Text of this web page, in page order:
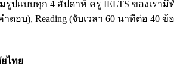
รูปแบบทุก 4 สัปดาห์ ครู IELTS ของเร
ตอบ), Reading (จับเวลา 60 นาทีต่อ 40
ยไทย